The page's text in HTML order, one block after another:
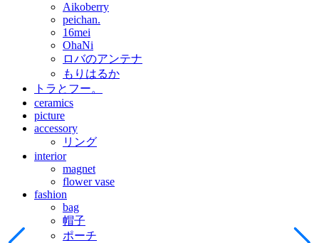
Aikoberry
peichan.
16mei
OhaNi
ロバのアンテナ
もりはるか
トラとフー。
ceramics
picture
accessory
リング
interior
magnet
flower vase
fashion
bag
帽子
ポーチ